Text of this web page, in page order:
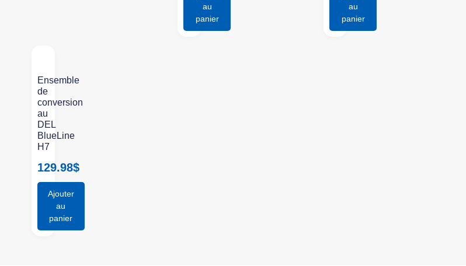
au
panier
au
panier
Ensemble
de
conversion
au
DEL
BlueLine
H7
129.98$
Ajouter
au
panier